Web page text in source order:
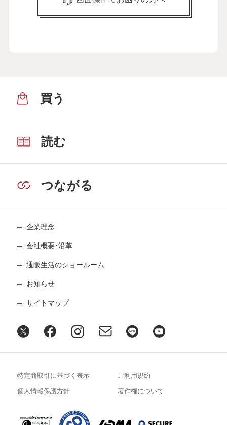
買う
読む
つながる
企業理念
会社概要･沿革
通販生活のショールーム
お知らせ
サイトマップ
特定商取引に基づく表示 ご利用規約
個人情報保護方針 著作権について